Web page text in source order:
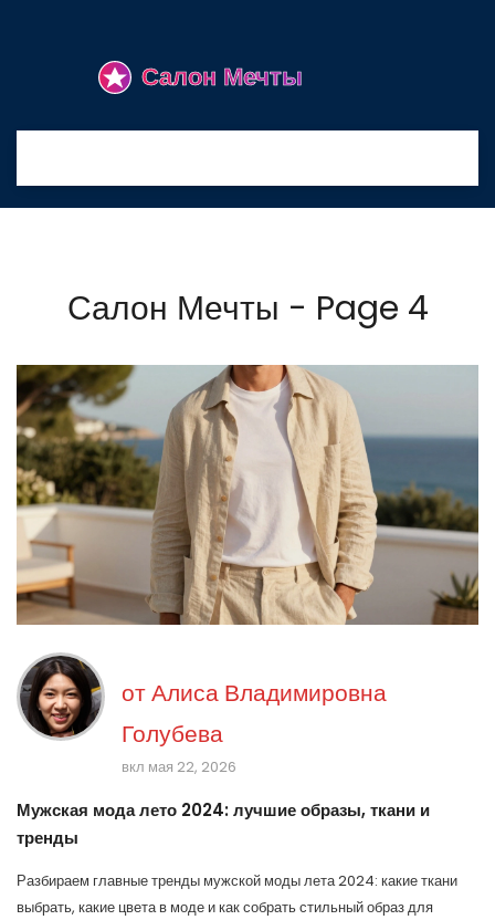
Салон Мечты - Page 4
отАлиса Владимировна
Голубева
вкл мая 22, 2026
Мужская мода лето 2024: лучшие образы, ткани и
тренды
Разбираем главные тренды мужской моды лета 2024: какие ткани
выбрать, какие цвета в моде и как собрать стильный образ для